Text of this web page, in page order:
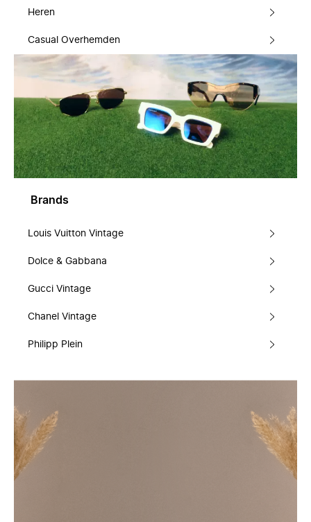
Heren
Casual Overhemden
Brands
Louis Vuitton Vintage
Dolce & Gabbana
Gucci Vintage
Chanel Vintage
Philipp Plein